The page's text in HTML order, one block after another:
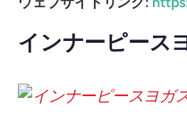
インナーピース